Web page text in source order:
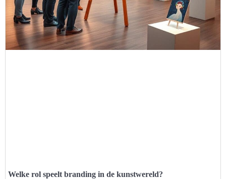
Welke rol speelt branding in de kunstwereld?